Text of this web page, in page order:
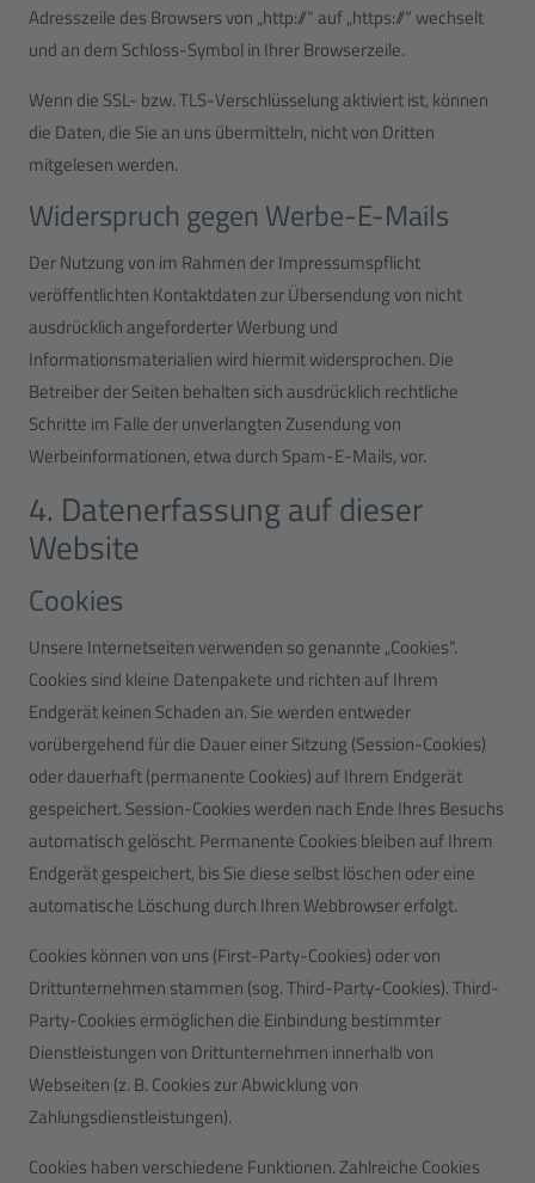
Adresszeile des Browsers von „http://“ auf „https://“ wechselt
und an dem Schloss-Symbol in Ihrer Browserzeile.
Wenn die SSL- bzw. TLS-Verschlüsselung aktiviert ist, können
die Daten, die Sie an uns übermitteln, nicht von Dritten
mitgelesen werden.
Widerspruch gegen Werbe-E-Mails
Der Nutzung von im Rahmen der Impressumspflicht
veröffentlichten Kontaktdaten zur Übersendung von nicht
ausdrücklich angeforderter Werbung und
Informationsmaterialien wird hiermit widersprochen. Die
Betreiber der Seiten behalten sich ausdrücklich rechtliche
Schritte im Falle der unverlangten Zusendung von
Werbeinformationen, etwa durch Spam-E-Mails, vor.
4. Datenerfassung auf dieser
Website
Cookies
Unsere Internetseiten verwenden so genannte „Cookies“.
Cookies sind kleine Datenpakete und richten auf Ihrem
Endgerät keinen Schaden an. Sie werden entweder
vorübergehend für die Dauer einer Sitzung (Session-Cookies)
oder dauerhaft (permanente Cookies) auf Ihrem Endgerät
gespeichert. Session-Cookies werden nach Ende Ihres Besuchs
automatisch gelöscht. Permanente Cookies bleiben auf Ihrem
Endgerät gespeichert, bis Sie diese selbst löschen oder eine
automatische Löschung durch Ihren Webbrowser erfolgt.
Cookies können von uns (First-Party-Cookies) oder von
Drittunternehmen stammen (sog. Third-Party-Cookies). Third-
Party-Cookies ermöglichen die Einbindung bestimmter
Dienstleistungen von Drittunternehmen innerhalb von
Webseiten (z. B. Cookies zur Abwicklung von
Zahlungsdienstleistungen).
Cookies haben verschiedene Funktionen. Zahlreiche Cookies